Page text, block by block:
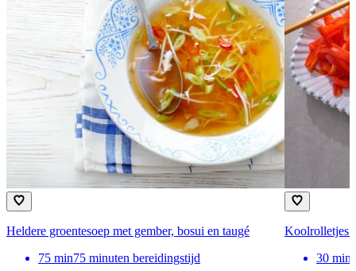
Heldere groentesoep met gember, bosui en taugé
75 min75 minuten bereidingstijd
Koolrolletjes
30 min